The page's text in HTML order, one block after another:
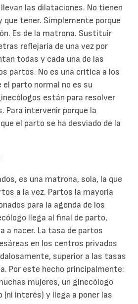
las dilataciones. No tienen
que tener. Simplemente porque
Es de la matrona. Sustituir
reflejaría de una vez por
todas y cada una de las
partos. No es una crítica a los
el parto normal no es su
están para resolver
Para intervenir porque la
el parto se ha desviado de la
es una matrona, sola, la que
a la vez. Partos la mayoría
para la agenda de los
llega al final de parto,
a nacer. La tasa de partos
en los centros privados
superior a las tasas
Por este hecho principalmente:
mujeres, un ginecólogo
(ni interés) y llega a poner las